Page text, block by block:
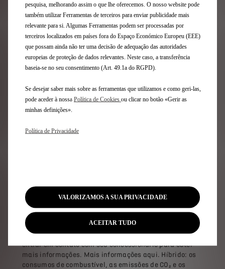
COMO POSSO PARAR O PROCESSO DE CARREGAMENTO NA
ESTAÇÃO DE CARREGAMENTO?
PORQUE É QUE O PLUG & CHARGE NÃO ESTÁ A FUNCIONAR,
APESAR DO MEU VEÍCULO E DA ESTAÇÃO DE
CARREGAMENTO SEREM COMPATÍVEIS COM O PLUG &
eletricidade indicados cumprem o procedimento de
velocidade, conforto térmico a bordo do veículo, tipo de
condução e temperatura exterior. O tempo de
carregamento depende principalmente da potência do
carregador de bordo do veículo, do cabo de
carregamento, bem como do tipo e da potência da
estação de carregamento utilizada. Certifique-se de
entrar em contato com seu concessionário para obter
mais informações. Mais informações aqui. Híbrido: os
consumos de combustível, as emissões de CO₂ e os
pesquisa, melhorando assim o que lhe oferecemos. O nosso website pode
também utilizar Ferramentas de terceiros para enviar publicidade mais
relevante para si. Algumas Ferramentas podem ser processadas por
terceiros localizados em países fora do Espaço Económico Europeu (EEE)
que possam ainda não ter uma decisão de adequação das autoridades
europeias de proteção de dados relevantes. Neste caso, a transferência
baseia-se no seu consentimento (Art. 49.1a do RGPD).
Se desejar saber mais sobre as ferramentas que utilizamos e como geri-las,
pode aceder à nossa Política de Cookies ou clicar no botão «Gerir as
minhas definições».
Política de Privacidade
VALORIZAMOS A SUA PRIVACIDADE
ACEITAR TUDO